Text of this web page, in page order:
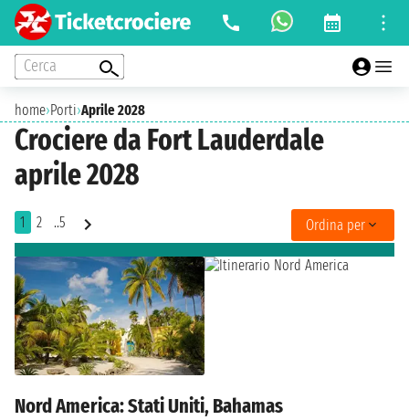
Cerca
home›Porti›Aprile 2028
Crociere da Fort Lauderdale
aprile 2028
1 2 ..5 Ordina per
Nord America: Stati Uniti, Bahamas